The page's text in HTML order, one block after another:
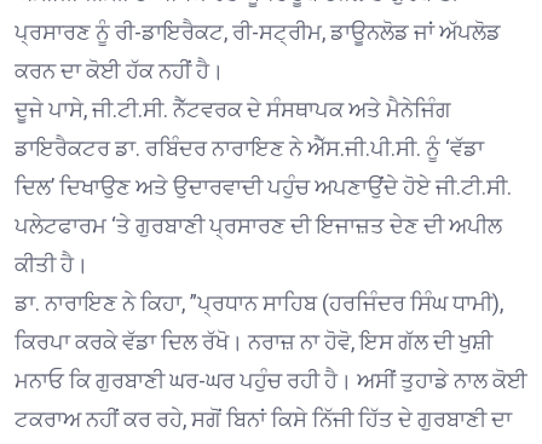
ਪ੍ਰਸਾਰਣ ਨੂੰ ਰੀ-ਡਾਇਰੈਕਟ, ਰੀ-ਸਟ੍ਰੀਮ, ਡਾਊਨਲੋਡ ਜਾਂ ਅੱਪਲੋਡ
ਕਰਨ ਦਾ ਕੋਈ ਹੱਕ ਨਹੀਂ ਹੈ।
ਦੂਜੇ ਪਾਸੇ, ਜੀ.ਟੀ.ਸੀ. ਨੈੱਟਵਰਕ ਦੇ ਸੰਸਥਾਪਕ ਅਤੇ ਮੈਨੇਜਿੰਗ
ਡਾਇਰੈਕਟਰ ਡਾ. ਰਬਿੰਦਰ ਨਾਰਾਇਣ ਨੇ ਐੱਸ.ਜੀ.ਪੀ.ਸੀ. ਨੂੰ ‘ਵੱਡਾ
ਦਿਲ’ ਦਿਖਾਉਣ ਅਤੇ ਉਦਾਰਵਾਦੀ ਪਹੁੰਚ ਅਪਣਾਉਂਦੇ ਹੋਏ ਜੀ.ਟੀ.ਸੀ.
ਪਲੇਟਫਾਰਮ ‘ਤੇ ਗੁਰਬਾਣੀ ਪ੍ਰਸਾਰਣ ਦੀ ਇਜਾਜ਼ਤ ਦੇਣ ਦੀ ਅਪੀਲ
ਕੀਤੀ ਹੈ।
ਡਾ. ਨਾਰਾਇਣ ਨੇ ਕਿਹਾ, ”ਪ੍ਰਧਾਨ ਸਾਹਿਬ (ਹਰਜਿੰਦਰ ਸਿੰਘ ਧਾਮੀ),
ਕਿਰਪਾ ਕਰਕੇ ਵੱਡਾ ਦਿਲ ਰੱਖੋ। ਨਰਾਜ਼ ਨਾ ਹੋਵੋ, ਇਸ ਗੱਲ ਦੀ ਖੁਸ਼ੀ
ਮਨਾਓ ਕਿ ਗੁਰਬਾਣੀ ਘਰ-ਘਰ ਪਹੁੰਚ ਰਹੀ ਹੈ। ਅਸੀਂ ਤੁਹਾਡੇ ਨਾਲ ਕੋਈ
ਟਕਰਾਅ ਨਹੀਂ ਕਰ ਰਹੇ, ਸਗੋਂ ਬਿਨਾਂ ਕਿਸੇ ਨਿੱਜੀ ਹਿੱਤ ਦੇ ਗੁਰਬਾਣੀ ਦਾ